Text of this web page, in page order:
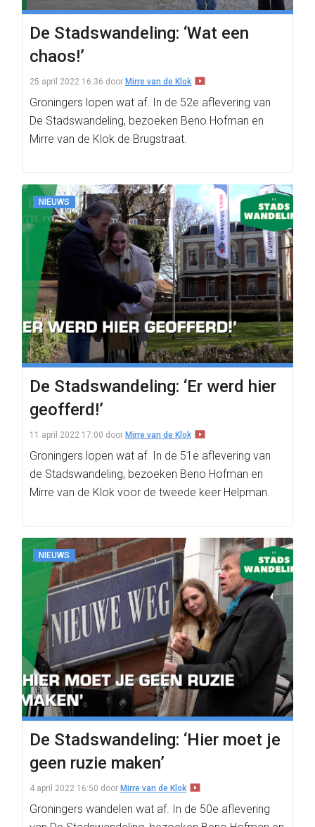
De Stadswandeling: ‘Wat een
chaos!’
25 april 2022 16:36 door Mirre van de Klok
Groningers lopen wat af. In de 52e aflevering van
De Stadswandeling, bezoeken Beno Hofman en
Mirre van de Klok de Brugstraat.
NIEUWS
De Stadswandeling: ‘Er werd hier
geofferd!’
11 april 2022 17:00 door Mirre van de Klok
Groningers lopen wat af. In de 51e aflevering van
de Stadswandeling, bezoeken Beno Hofman en
Mirre van de Klok voor de tweede keer Helpman.
NIEUWS
De Stadswandeling: ‘Hier moet je
geen ruzie maken’
4 april 2022 16:50 door Mirre van de Klok
Groningers wandelen wat af. In de 50e aflevering